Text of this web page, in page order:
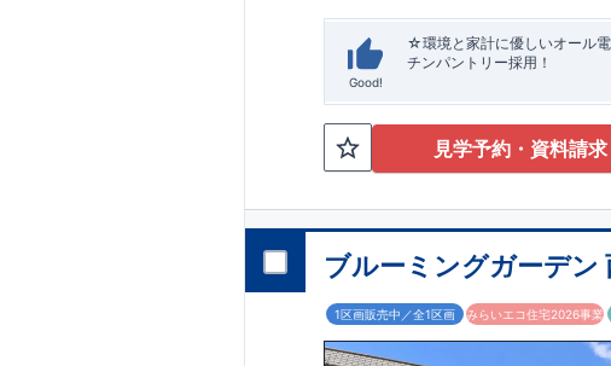
Good!
☆環境と家計に優しいオール
チンパントリー採用！
見学予約・資料請求
ブルーミングガーデン
1区画販売中／全1区画 みらいエコ住宅2026事業